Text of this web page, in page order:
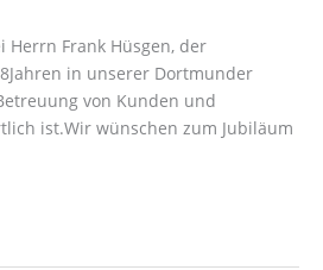
Herrn Frank Hüsgen, der
in unserer Dortmunder
von Kunden und
ist.Wir wünschen zum Jubiläum